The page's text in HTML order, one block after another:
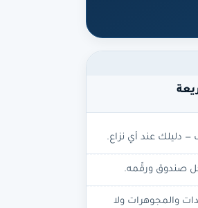
— دليلك عند أي نزاع.
صندوق ورقّمه.
والمجوهرات ولا